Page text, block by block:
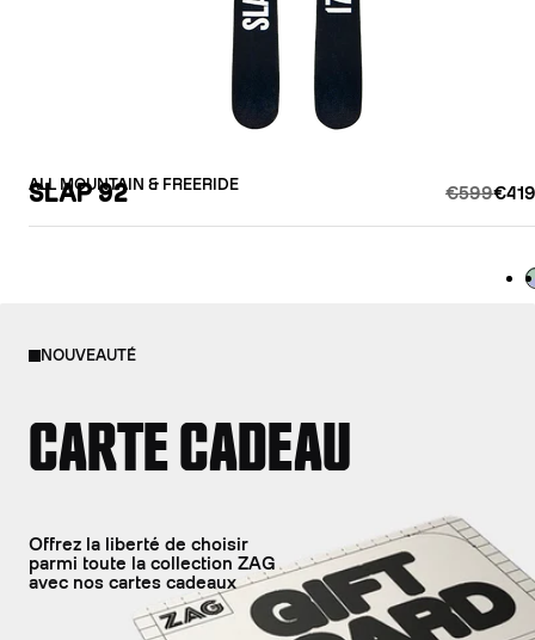
ALL MOUNTAIN & FREERIDE
SLAP 92 €599
NOUVEAUTÉ
CARTE CADEAU
Offrez la liberté de choisir
parmi toute la collection ZAG
avec nos cartes cadeaux